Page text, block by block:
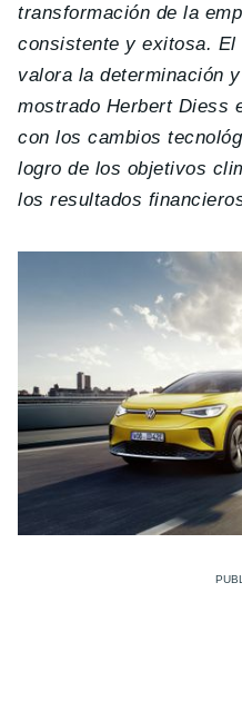
transformación de la
consistente y exitosa. El
valora la determinación
mostrado Herbert Diess
con los cambios
logro de los objetivos
los resultados